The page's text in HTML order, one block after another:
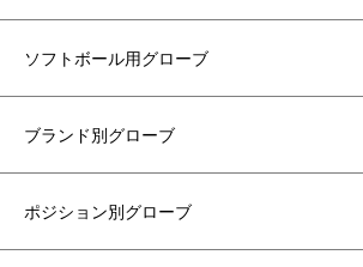
ソフトボール用グローブ
ブランド別グローブ
ポジション別グローブ